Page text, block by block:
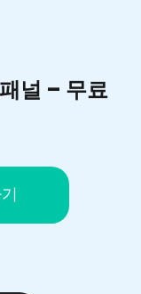
널 – 무료